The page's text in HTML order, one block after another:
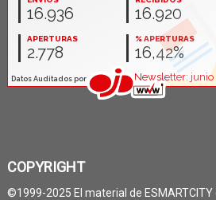
COPYRIGHT
©1999-2025 El material de